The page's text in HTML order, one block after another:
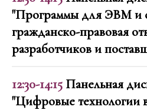
"Программы для ЭВМ и
гражданско-правовая
разработчиков и
12:30-14:15 Панельная
"Цифровые технологии